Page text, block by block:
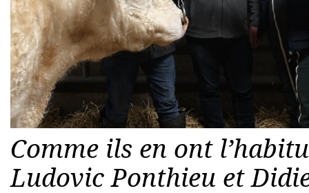
Comme ils en ont
Ludovic Ponthieu et